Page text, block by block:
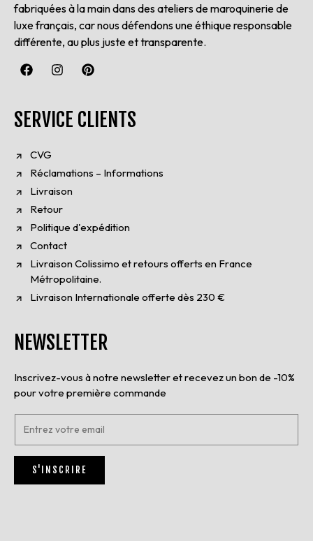
fabriquées à la main dans des ateliers de maroquinerie de
luxe français, car nous défendons une éthique responsable
différente, au plus juste et transparente.
SERVICE CLIENTS
CVG
Réclamations – Informations
Livraison
Retour
Politique d'expédition
Contact
Livraison Colissimo et retours offerts en France
Métropolitaine.
Livraison Internationale offerte dès 230 €
NEWSLETTER
Inscrivez-vous à notre newsletter et recevez un bon de -10%
pour votre première commande
E
t
r
z
S'INSCRIRE